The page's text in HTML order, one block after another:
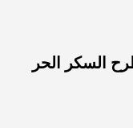
طرح السكر الحر